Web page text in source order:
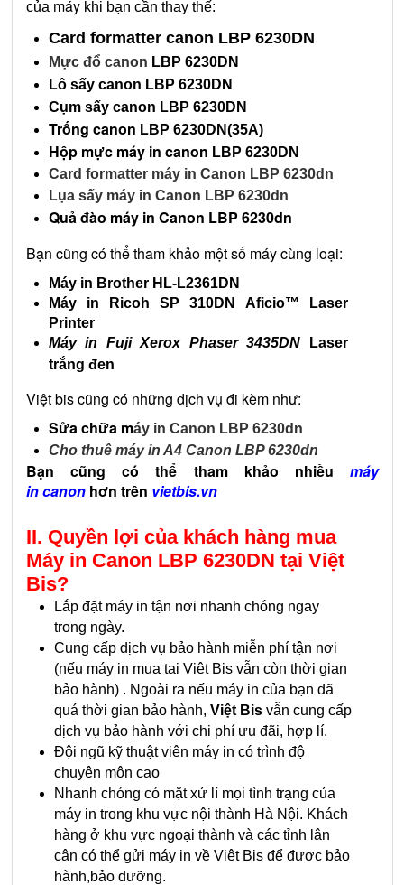
của máy khi bạn cần thay thế:
Card formatter canon LBP 6230DN
Mực đổ canon LBP 6230DN
Lô sấy canon LBP 6230DN
Cụm sấy canon LBP 6230DN
Trống canon LBP 6230DN(35A)
Hộp mực máy in canon LBP 6230DN
Card formatter máy in Canon LBP 6230dn
Lụa sấy máy in Canon LBP 6230dn
Quả đào máy in Canon LBP 6230dn
Bạn cũng có thể tham khảo một số máy cùng loại:
Máy in Brother HL-L2361DN
Máy in Ricoh SP 310DN
Aficio™ Laser
Printer
Máy in Fuji Xerox Phaser 3435DN Laser
trắng đen
Việt bis cũng có những dịch vụ đi kèm như:
Sửa chữa máy in Canon LBP 6230dn
Cho thuê máy in A4 Canon LBP 6230dn
Bạn cũng có thể tham khảo nhiều máy
in canon hơn trên vietbis.vn
II. Quyền lợi của khách hàng mua
Máy in Canon LBP 6230DN tại Việt
Bis?
Lắp đặt máy in tận nơi nhanh chóng ngay
trong ngày.
Cung cấp dịch vụ bảo hành miễn phí tận nơi
(nếu máy in mua tại Việt Bis vẫn còn thời gian
bảo hành) . Ngoài ra nếu máy in của bạn đã
quá thời gian bảo hành, Việt Bis vẫn cung cấp
dịch vụ bảo hành với chi phí ưu đãi, hợp lí.
Đội ngũ kỹ thuật viên máy in có trình độ
chuyên môn cao
Nhanh chóng có mặt xử lí mọi tình trạng của
máy in trong khu vực nội thành Hà Nội. Khách
hàng ở khu vực ngoại thành và các tỉnh lân
cận có thể gửi máy in về Việt Bis để được bảo
hành,bảo dưỡng.